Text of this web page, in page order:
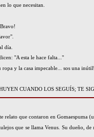
lo que necesitan.
día.
"A esta le hace falta..."
ropa y la casa impecable... sos una inútil!
CUANDO LOS SEGUÍS; TE
relato que contaron en Gomaespuma
que se llama Venus. Su dueño,